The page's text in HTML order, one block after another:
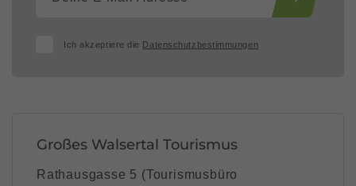
Ich akzeptiere die Datenschutzbestimmungen
Großes Walsertal Tourismus
Rathausgasse 5 (Tourismusbüro